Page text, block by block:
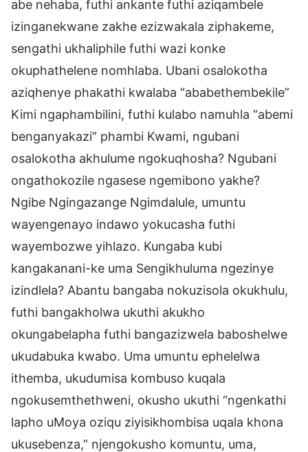
abe nehaba, futhi ankante futhi aziqambele
izinganekwane zakhe ezizwakala ziphakeme,
sengathi ukhaliphile futhi wazi konke
okuphathelene nomhlaba. Ubani osalokotha
aziqhenye phakathi kwalaba “ababethembekile”
Kimi ngaphambilini, futhi kulabo namuhla “abemi
benganyakazi” phambi Kwami, ngubani
osalokotha akhulume ngokuqhosha? Ngubani
ongathokozile ngasese ngemibono yakhe?
Ngibe Ngingazange Ngimdalule, umuntu
wayengenayo indawo yokucasha futhi
wayembozwe yihlazo. Kungaba kubi
kangakanani-ke uma Sengikhuluma ngezinye
izindlela? Abantu bangaba nokuzisola okukhulu,
futhi bangakholwa ukuthi akukho
okungabelapha futhi bangazizwela baboshelwe
ukudabuka kwabo. Uma umuntu ephelelwa
ithemba, ukudumisa kombuso kuqala
ngokusemthethweni, okusho ukuthi “ngenkathi
lapho uMoya oziqu ziyisikhombisa uqala khona
ukusebenza,” njengokusho komuntu, uma,